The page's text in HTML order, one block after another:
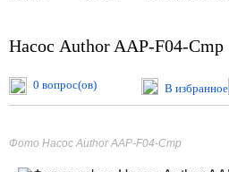
Насос Author AAP-F04-Cmp
0 вопрос(ов) В избранное
Фото Насос Author AAP-F04-Cmp